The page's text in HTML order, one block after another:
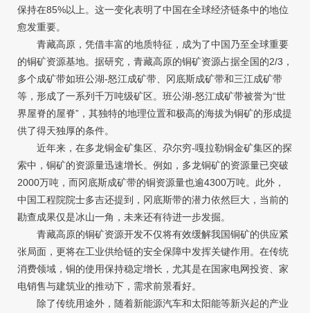
保持在85%以上。这一变化表明了中国在全球经济链条中的地位
愈发重要。
青藏高原，凭借丰富的地质特征，成为了中国乃至全球重要
的铜矿资源基地。据研究，青藏高原的铜矿资源占据全国的2/3，
多个成矿带如班公湖-怒江成矿带、冈底斯成矿带和三江成矿带
等，形成了一系列千万吨级矿区。班公湖-怒江成矿带被誉为“世
界屋脊的屋脊”，其独特的地理位置和极高的海拔为铜矿的形成提
供了得天独厚的条件。
近年来，在多龙铜金矿集区、尕尔穷-嘎拉勒铜金矿集区的探
索中，铜矿的资源量迅速增长。例如，多龙铜矿的资源量已突破
2000万吨，而冈底斯成矿带的铜资源量也逾4300万吨。此外，
中国工程院院士多吉还提到，冈底斯带的潜力依然巨大，当前的
勘查成果仅是冰山一角，未来还有待进一步发掘。
青藏高原的铜矿资源开发不仅将有效缓解我国铜矿的供应紧
张局面，更将在工业供给链的安全保障中发挥关键作用。在传统
消费领域，铜的使用保持稳定增长，尤其是在国家电网投资、家
电销售与建筑业的推动下，需求前景看好。
除了传统用途外，随着新能源汽车和太阳能等新兴起的产业